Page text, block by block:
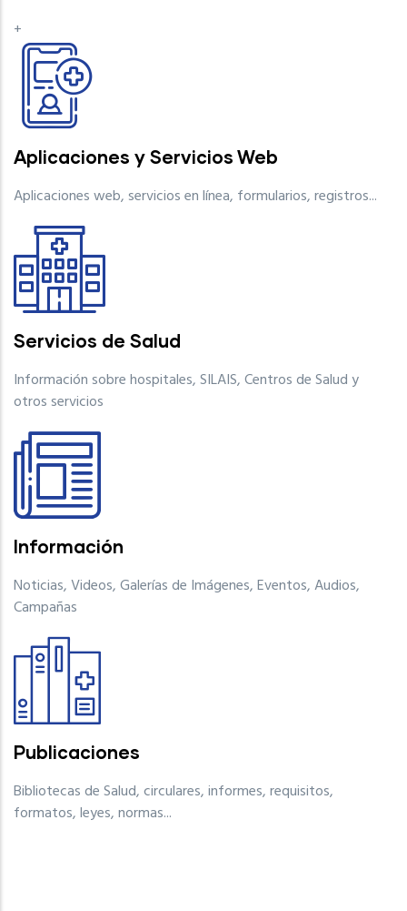
+
Aplicaciones y Servicios Web
Aplicaciones web, servicios en línea, formularios, registros...
Servicios de Salud
Información sobre hospitales, SILAIS, Centros de Salud y
otros servicios
Información
Noticias, Videos, Galerías de Imágenes, Eventos, Audios,
Campañas
Publicaciones
Bibliotecas de Salud, circulares, informes, requisitos,
formatos, leyes, normas...